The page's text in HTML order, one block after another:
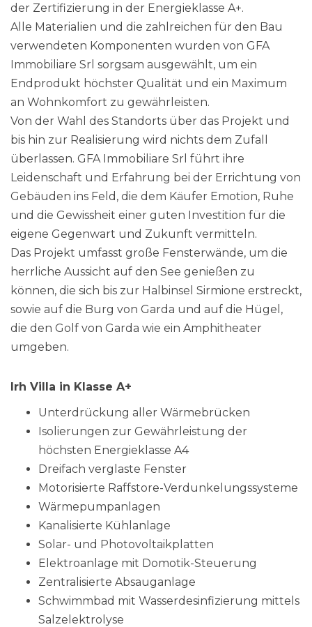
der Zertifizierung in der Energieklasse A+.
Alle Materialien und die zahlreichen für den Bau
verwendeten Komponenten wurden von GFA
Immobiliare Srl sorgsam ausgewählt, um ein
Endprodukt höchster Qualität und ein Maximum
an Wohnkomfort zu gewährleisten.
Von der Wahl des Standorts über das Projekt und
bis hin zur Realisierung wird nichts dem Zufall
überlassen. GFA Immobiliare Srl führt ihre
Leidenschaft und Erfahrung bei der Errichtung von
Gebäuden ins Feld, die dem Käufer Emotion, Ruhe
und die Gewissheit einer guten Investition für die
eigene Gegenwart und Zukunft vermitteln.
Das Projekt umfasst große Fensterwände, um die
herrliche Aussicht auf den See genießen zu
können, die sich bis zur Halbinsel Sirmione erstreckt,
sowie auf die Burg von Garda und auf die Hügel,
die den Golf von Garda wie ein Amphitheater
umgeben.
Irh Villa in Klasse A+
Unterdrückung aller Wärmebrücken
Isolierungen zur Gewährleistung der
höchsten Energieklasse A4
Dreifach verglaste Fenster
Motorisierte Raffstore-Verdunkelungssysteme
Wärmepumpanlagen
Kanalisierte Kühlanlage
Solar- und Photovoltaikplatten
Elektroanlage mit Domotik-Steuerung
Zentralisierte Absauganlage
Schwimmbad mit Wasserdesinfizierung mittels
Salzelektrolyse